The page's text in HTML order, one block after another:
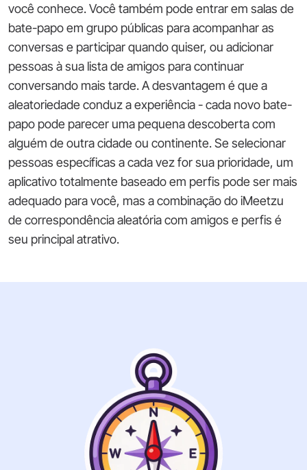
você conhece. Você também pode entrar em salas de
bate-papo em grupo públicas para acompanhar as
conversas e participar quando quiser, ou adicionar
pessoas à sua lista de amigos para continuar
conversando mais tarde. A desvantagem é que a
aleatoriedade conduz a experiência - cada novo bate-
papo pode parecer uma pequena descoberta com
alguém de outra cidade ou continente. Se selecionar
pessoas específicas a cada vez for sua prioridade, um
aplicativo totalmente baseado em perfis pode ser mais
adequado para você, mas a combinação do iMeetzu
de correspondência aleatória com amigos e perfis é
seu principal atrativo.